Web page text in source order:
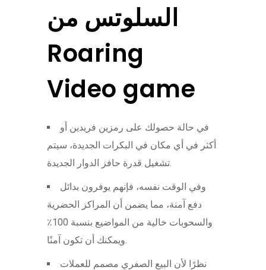
السلوتس من
Roaring
Video game
في حالة حصولك على رمزين فريدين أو
أكثر في أي مكان في البكرات الجديدة، سيتم
وفي الوقت نفسه، فإنهم يوفرون بدائل
دفع آمنة، مما يضمن أن المراكز الحضرية
والسحوبات خالية من المواضيع بنسبة 100٪
نظرًا لأن البيع الصفري مصمم للعملات